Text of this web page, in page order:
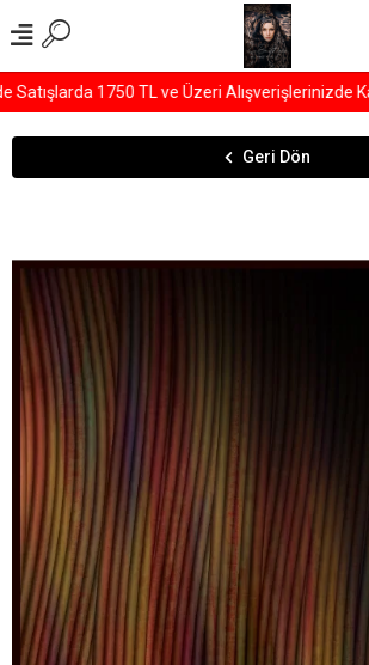
1750 TL ve Üzeri Alışverişlerinizde
Geri Dön